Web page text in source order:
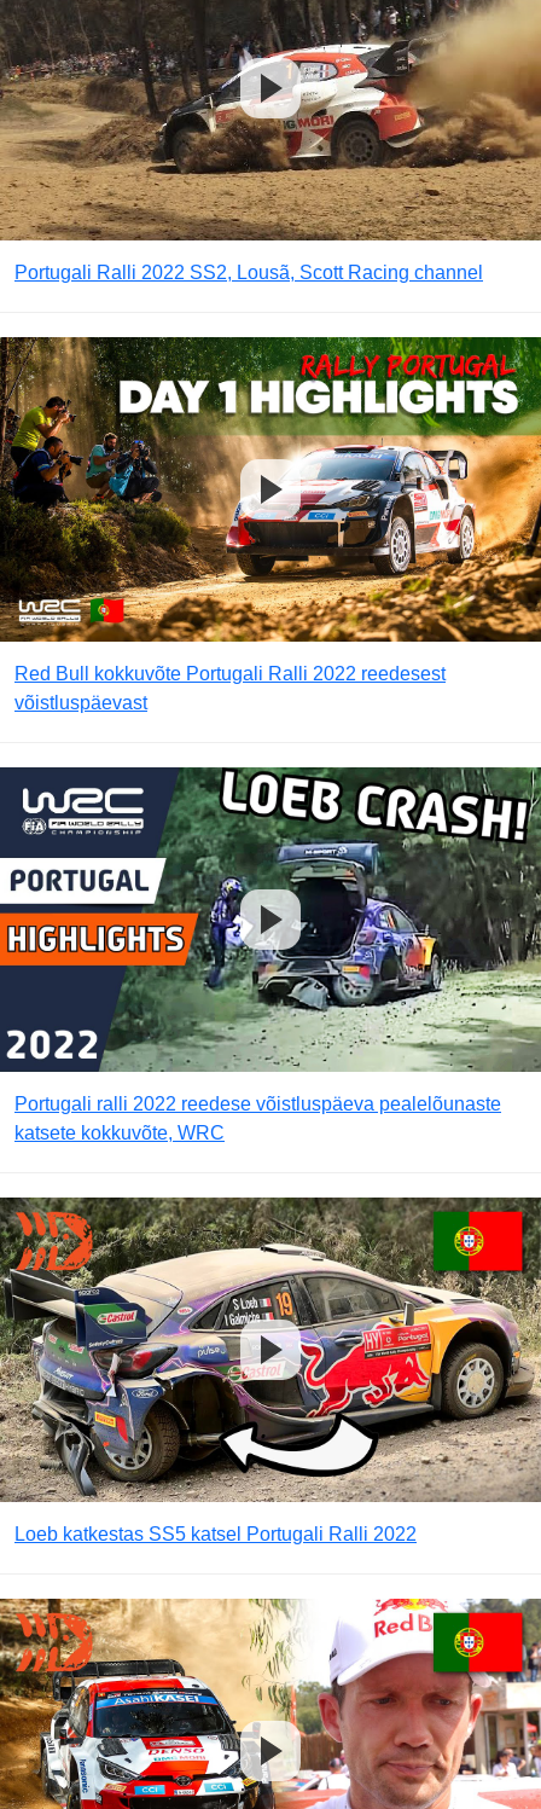
Portugali Ralli 2022 SS2, Lousã, Scott Racing channel
Red Bull kokkuvõte Portugali Ralli 2022 reedesest
võistluspäevast
Portugali ralli 2022 reedese võistluspäeva pealelõunaste
katsete kokkuvõte, WRC
Loeb katkestas SS5 katsel Portugali Ralli 2022